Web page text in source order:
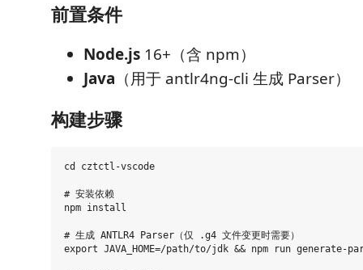
前置条件
Node.js 16+（含 npm）
Java （用于 antlr4ng-cli 生成 Parser）
构建步骤
cd cztctl-vscode
# 安装依赖
npm install
# 生成 ANTLR4 Parser（仅 .g4 文件变更时需要）
export JAVA_HOME=/path/to/jdk && npm run generate-